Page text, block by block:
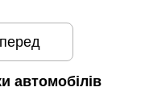
автомобілів